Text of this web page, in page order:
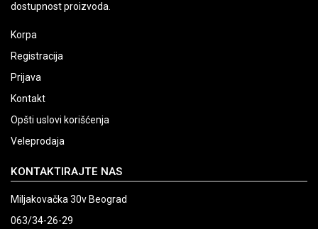
dostupnost proizvoda.
Korpa
Registracija
Prijava
Kontakt
Opšti uslovi korišćenja
Veleprodaja
KONTAKTIRAJTE NAS
Miljakovačka 30v Beograd
063/34-26-29